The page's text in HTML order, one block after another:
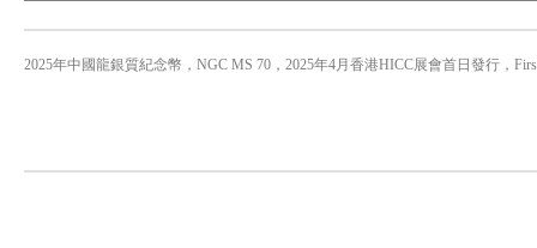
2025年中國龍銀質紀念幣，NGC MS 70，2025年4月香港HICC展會首日發行，